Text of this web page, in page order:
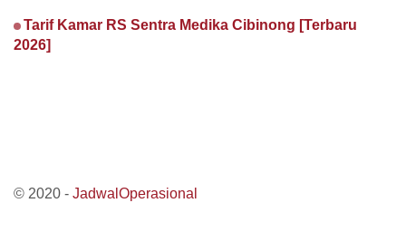
Tarif Kamar RS Sentra Medika Cibinong [Terbaru
2026]
© 2020 - JadwalOperasional